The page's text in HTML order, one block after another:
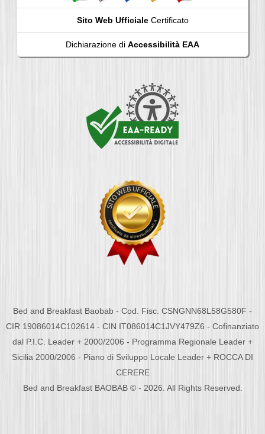
Sito Web UfficialeCertificato
Dichiarazione di Accessibilità EAA
Bed and Breakfast Baobab - Cod. Fisc. CSNGNN68L58G580F -
CIR 19086014C102614 - CIN IT086014C1JVY479Z6 - Cofinanziato
dal P.I.C. Leader + 2000/2006 - Programma Regionale Leader +
Sicilia 2000/2006 - Piano di Sviluppo Locale Leader + ROCCA DI
CERERE
Bed and Breakfast BAOBAB © - 2026. All Rights Reserved.